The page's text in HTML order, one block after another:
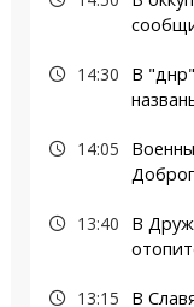
14:30
В
14:05
13:40
В
13:15
В